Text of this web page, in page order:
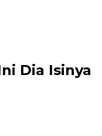
Dia Isinya